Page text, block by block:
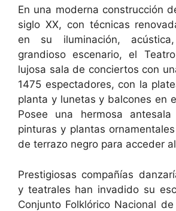
En una moderna construcción
siglo XX, con técnicas
en su iluminación,
grandioso escenario, el
lujosa sala de conciertos con
1475 espectadores, con la
planta y lunetas y balcones en
Posee una hermosa
pinturas y plantas
de terrazo negro para acceder
Prestigiosas compañías
y teatrales han invadido su
Conjunto Folklórico Nacional